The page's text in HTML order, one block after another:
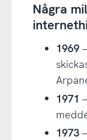
Några
1969
1971
1973